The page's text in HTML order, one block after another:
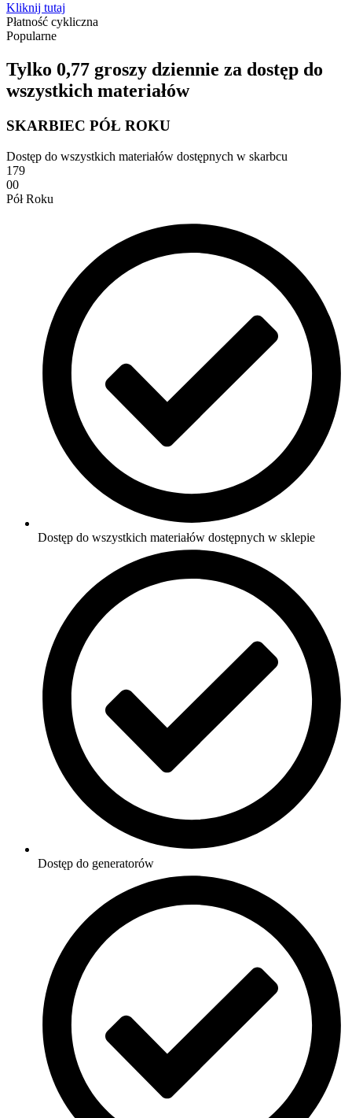
Kliknij tutaj
Płatność cykliczna
Popularne
Tylko 0,77 groszy dziennie za dostęp do
wszystkich materiałów
SKARBIEC PÓŁ ROKU
Dostęp do wszystkich materiałów dostępnych w skarbcu
179
00
Pół Roku
Dostęp do wszystkich materiałów dostępnych w sklepie
Dostęp do generatorów